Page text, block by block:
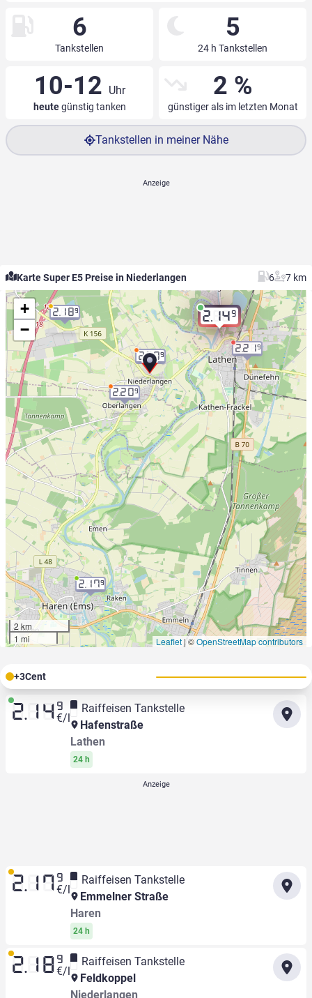
6
Tankstellen
5
24 h Tankstellen
10-12 Uhr
heutegünstig tanken
2 %
günstiger als im letzten Monat
Tankstellen in meiner Nähe
Karte Super E5 Preise in Niederlangen 6 7 km
2.149
2.179
2.219
2.189
2.209
2.209
+
−
2 km
1 mi
Leaflet | ©OpenStreetMap contributors
+3Cent
2.14 9
€/l
Raiffeisen Tankstelle
Hafenstraße
Lathen
24 h
2.17 9
€/l
Raiffeisen Tankstelle
Emmelner Straße
Haren
24 h
2.18 9
€/l
Raiffeisen Tankstelle
Feldkoppel
Niederlangen